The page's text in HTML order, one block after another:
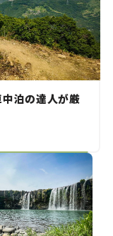
泊の達人が厳